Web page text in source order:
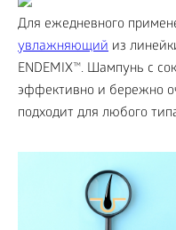
Для ежедневного
увлажняющий из
ENDEMIX™. Шампунь с
эффективно и бережно
подходит для любого